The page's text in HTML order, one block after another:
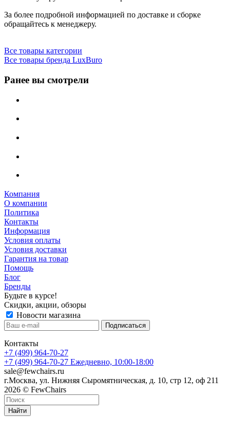
За более подробной информацией по доставке и сборке
обращайтесь к менеджеру.
Все товары категории
Все товары бренда LuxBuro
Ранее вы смотрели
Компания
О компании
Политика
Контакты
Информация
Условия оплаты
Условия доставки
Гарантия на товар
Помощь
Блог
Бренды
Будьте в курсе!
Скидки, акции, обзоры
Новости магазина
Контакты
+7 (499) 964-70-27
+7 (499) 964-70-27 Ежедневно, 10:00-18:00
sale@fewchairs.ru
г.Москва, ул. Нижняя Сыромятническая, д. 10, стр 12, оф 211
2026 © FewChairs
Найти